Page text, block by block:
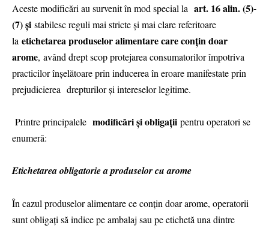
Aceste modificări au survenit în mod special la art. 16 alin. (5)-
(7) și stabilesc reguli mai stricte și mai clare referitoare
la etichetarea produselor alimentare care conțin doar
arome, având drept scop protejarea consumatorilor împotriva
practicilor înșelătoare prin inducerea în eroare manifestate prin
prejudicierea drepturilor şi intereselor legitime.
Printre principalele modificări și obligații pentru operatori se
enumeră:
Etichetarea obligatorie a produselor cu arome
În cazul produselor alimentare ce conțin doar arome, operatorii
sunt obligați să indice pe ambalaj sau pe etichetă una dintre